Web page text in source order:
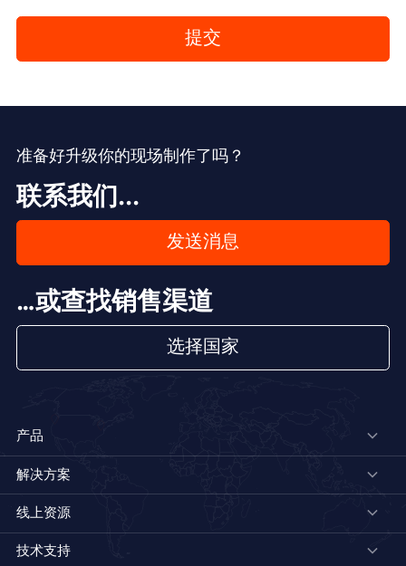
提交
准备好升级你的现场制作了吗？
联系我们...
发送消息
…或查找销售渠道
选择国家
产品
解决方案
线上资源
技术支持